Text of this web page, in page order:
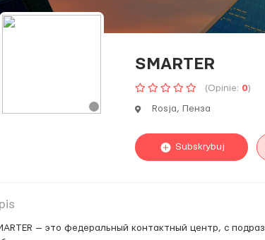
SMARTER
(Opinie: 0)
Rosja, Пенза
Subskrybuj
— это федеральный контактный центр, с